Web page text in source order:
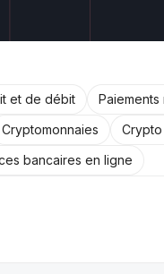
et de débit Paiements
Cryptomonnaies
bancaires en ligne